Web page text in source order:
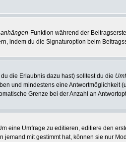
-Funktion während der
indem du die Signaturoption beim
die Erlaubnis dazu hast) solltest du die
und mindestens eine Antwortmöglichkeit
Grenze bei der Anzahl an
eine Umfrage zu editieren, editiere den
mit gestimmt hat, können sie nur